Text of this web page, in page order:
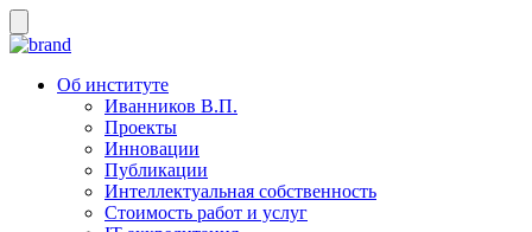
Об институте
Иванников В.П.
Проекты
Инновации
Публикации
Интеллектуальная собственность
Стоимость работ и услуг